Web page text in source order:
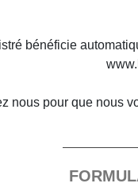
bénéficie
nous pour que nous